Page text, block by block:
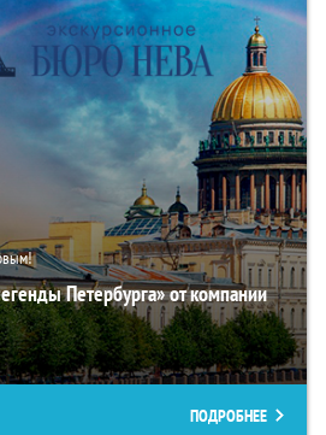
Петербурга» от компании
ПОДРОБНЕЕ